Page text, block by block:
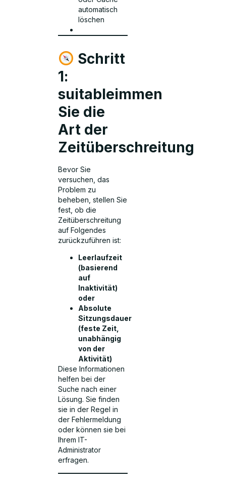
automatisch
löschen
Schritt
1:
suitableimmen
Sie die
Art der
Zeitüberschreitung
Bevor Sie
versuchen, das
Problem zu
beheben, stellen Sie
fest, ob die
Zeitüberschreitung
auf Folgendes
zurückzuführen ist:
Leerlaufzeit
(basierend
auf
Inaktivität)
oder
Absolute
Sitzungsdauer
(feste Zeit,
unabhängig
von der
Aktivität)
Diese Informationen
helfen bei der
Suche nach einer
Lösung. Sie finden
sie in der Regel in
der Fehlermeldung
oder können sie bei
Ihrem IT-
Administrator
erfragen.